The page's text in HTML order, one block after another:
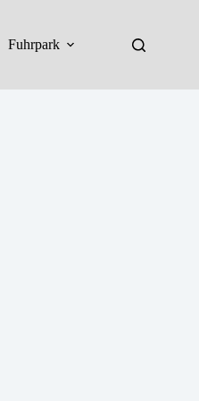
Fuhrpark